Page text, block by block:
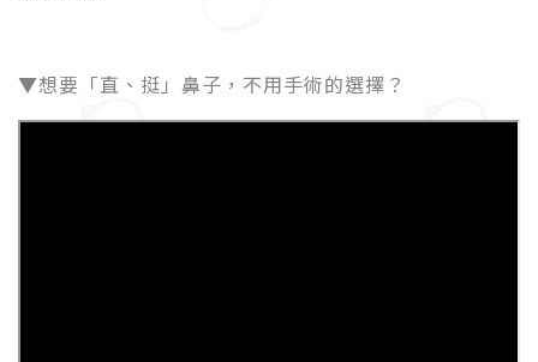
▼想要「直、挺」鼻子，不用手術的選擇？